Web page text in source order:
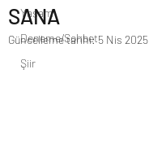
Yaşam
Deneme/Sohbet
Şiir
SANA
Güncelleme tarihi:5 Nis 2025